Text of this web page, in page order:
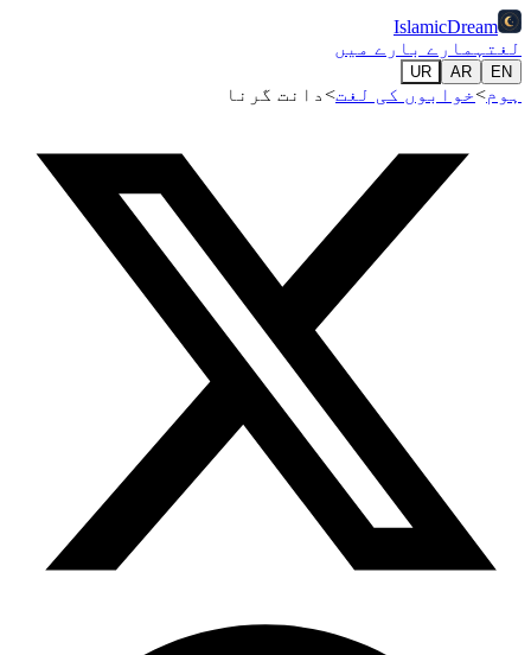
IslamicDream
لغت ہمارے بارے میں
EN
AR
UR
ہوم>خوابوں کی لغت>دانت گرنا